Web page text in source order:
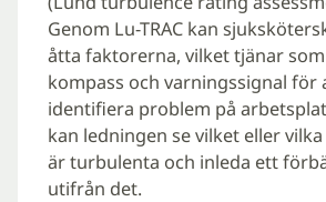
Genom Lu-TRAC kan
åtta faktorerna, vilket tjänar som
kompass och varningssignal för
identifiera problem på
kan ledningen se vilket eller
är turbulenta och inleda ett
utifrån det.